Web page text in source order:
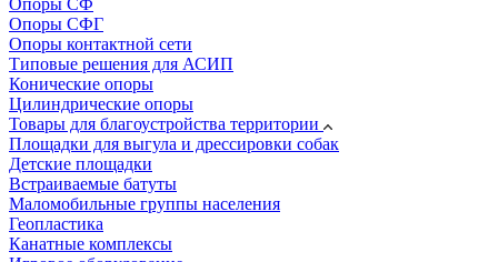
Опоры СФ
Опоры СФГ
Опоры контактной сети
Типовые решения для АСИП
Конические опоры
Цилиндрические опоры
Товары для благоустройства территории
Площадки для выгула и дрессировки собак
Детские площадки
Встраиваемые батуты
Маломобильные группы населения
Геопластика
Канатные комплексы